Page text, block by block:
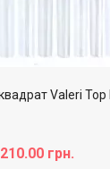
210.00 грн.